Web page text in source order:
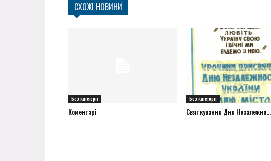
СХОЖІ НОВИНИ
Без категорії
Коментарі
Без категорії
Святкування Дня Незалежно...